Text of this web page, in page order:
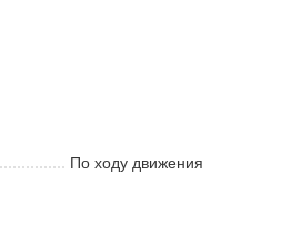
По ходу движения